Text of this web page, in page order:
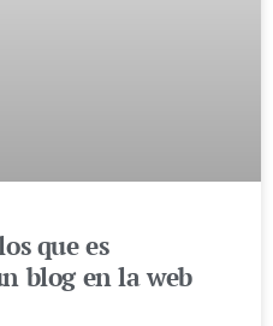
que es
blog en la web